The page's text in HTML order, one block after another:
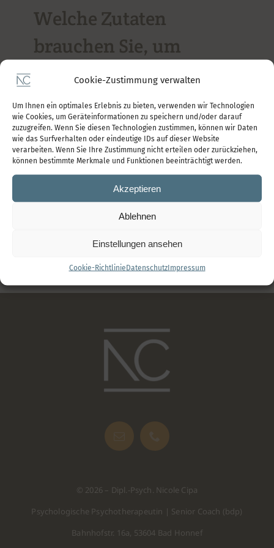
Cookie-Zustimmung verwalten
Um Ihnen ein optimales Erlebnis zu bieten, verwenden wir Technologien
wie Cookies, um Geräteinformationen zu speichern und/oder darauf
zuzugreifen. Wenn Sie diesen Technologien zustimmen, können wir Daten
wie das Surfverhalten oder eindeutige IDs auf dieser Website
verarbeiten. Wenn Sie Ihre Zustimmung nicht erteilen oder zurückziehen,
können bestimmte Merkmale und Funktionen beeinträchtigt werden.
Akzeptieren
Ablehnen
Einstellungen ansehen
Cookie-RichtlinieDatenschutzImpressum
KontaktWelche Zutaten
brauchen Sie, um
befördert zu werden?
Karriere,Karriereentwicklung,Talententwicklung
Wenn meine Coaching-Klienten das Gefühl
haben, in ihrer Karriereentwicklung
festzustecken, verwende ich oft ein Modell
des Corporate Leadership Council [...]
© 2026 – Dipl.-Psych. Nicole Cipa
Psychologische Psychotherapeutin | Senior Coach (bdp)
Bahnhofstr. 16a, 53604 Bad Honnef